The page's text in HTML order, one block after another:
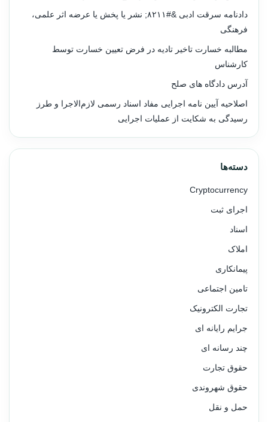
دادنامه سرقت ادبی &#۸۲۱۱; نشر یا پخش یا عرضه اثر علمی،
فرهنگی
مطالبه خسارت تاخیر تادیه در فرض تعیین خسارت توسط
کارشناس
آدرس دادگاه های صلح
اصلاحیه آیین نامه اجرایی مفاد اسناد رسمی لازم‌الاجرا و طرز
رسیدگی به شکایت از عملیات اجرایی
دسته‌ها
Cryptocurrency
اجرای ثبت
اسناد
املاک
پیمانکاری
تامین اجتماعی
تجارت الکترونیک
جرایم رایانه ای
چند رسانه ای
حقوق تجارت
حقوق شهروندی
حمل و نقل